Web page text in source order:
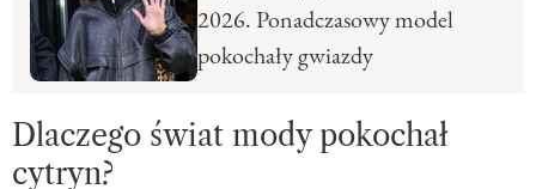
2026. Ponadczasowy model
pokochały gwiazdy
Dlaczego świat mody pokochał
cytryn?